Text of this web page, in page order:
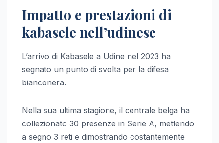
Impatto e prestazioni di
kabasele nell’udinese
L’arrivo di Kabasele a Udine nel 2023 ha
segnato un punto di svolta per la difesa
bianconera.
Nella sua ultima stagione, il centrale belga ha
collezionato 30 presenze in Serie A, mettendo
a segno 3 reti e dimostrando costantemente